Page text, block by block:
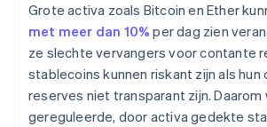
Grote activa zoals Bitcoin en Ether
met meer dan 10% per dag zien
ze slechte vervangers voor contante
stablecoins kunnen riskant zijn als hun
reserves niet transparant zijn. Daarom
gereguleerde, door activa gedekte